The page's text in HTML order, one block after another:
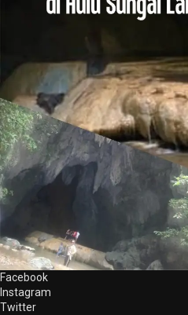
Facebook
Instagram
Twitter